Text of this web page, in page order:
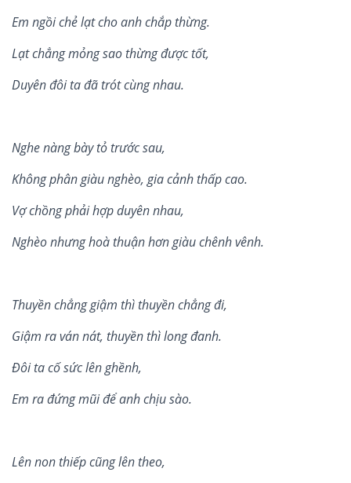
Em ngồi chẻ lạt cho anh chắp thừng.
Lạt chẳng mỏng sao thừng được tốt,
Duyên đôi tađãtrót cùng nhau.
Nghe nàng bày tỏtrước sau,
Không phân giàu nghèo, gia cảnh thấp cao.
Vợchồng phải hợp duyên nhau,
Nghèo nhưng hoà thuận hơn giàu chênh vênh.
Thuyền chẳng giậm thì thuyền chẳng đi,
Giậm ra ván nát, thuyền thì long đanh.
Đôi ta cốsức lên ghềnh,
Em ra đứng mũi đểanh chịu sào.
Lên non thiếp cũng lên theo,